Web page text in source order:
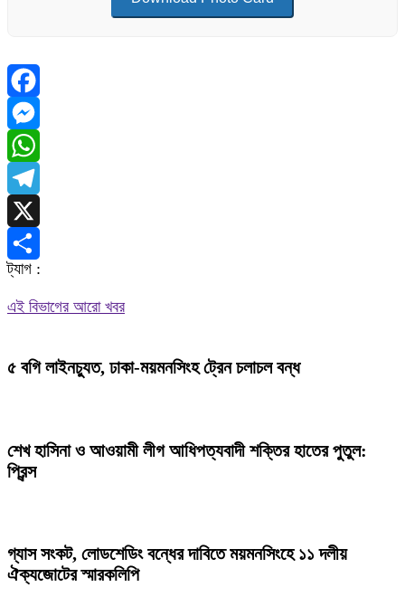
Facebook
Messenger
WhatsApp
Telegram
X
Share
ট্যাগ :
এই বিভাগের আরো খবর
৫ বগি লাইনচ্যুত, ঢাকা-ময়মনসিংহ ট্রেন চলাচল বন্ধ
শেখ হাসিনা ও আওয়ামী লীগ আধিপত্যবাদী শক্তির হাতের পুতুল:
প্রিন্স
গ্যাস সংকট, লোডশেডিং বন্ধের দাবিতে ময়মনসিংহে ১১ দলীয়
ঐক্যজোটের স্মারকলিপি